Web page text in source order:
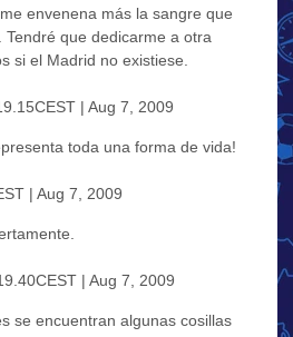
envenena más la sangre que
Tendré que dedicarme a otra
si el Madrid no existiese.
| Aug 7, 2009
toda una forma de vida!
| Aug 7, 2009
| Aug 7, 2009
se encuentran algunas cosillas